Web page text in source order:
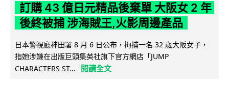
訂購 43 億日元精品後棄單 大阪女 2 年
後終被捕 涉海賊王,火影周邊產品
日本警視廳神田署 8 月 6 日公布，拘捕一名 32 歲大阪女子，
指她涉嫌在出版巨頭集英社旗下官方網店「JUMP
CHARACTERS ST...
閱讀全文